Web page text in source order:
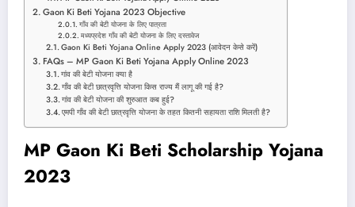
Gaon Ki Beti Yojana 2023 Objective
गाँव की बेटी योजना के लिए पात्रता
मध्यप्रदेश गाँव की बेटी योजना के लिए दस्तावेज
Gaon Ki Beti Yojana Online Apply 2023 (आवेदन केसे करें)
FAQs – MP Gaon Ki Beti Yojana Apply Online 2023
गांव की बेटी योजना क्या है
गाँव की बेटी छात्रवृत्ति योजना किस राज्य मैं लागू की गई है?
गांव की बेटी योजना की शुरुआत कब हुई?
एमपी गाँव की बेटी छात्रवृत्ति योजना के तहत कितनी सहायता राशि मिलती है?
MP Gaon Ki Beti Scholarship Yojana
2023